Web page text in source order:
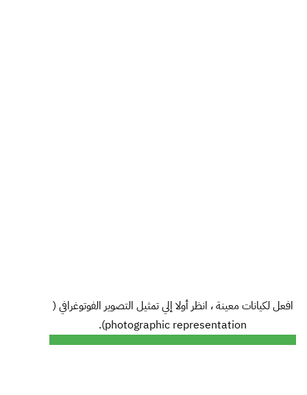
افعل لكيانات معينة ، انظر أولا إلي تمثيل التصوير الفوتوغرافي (
photographic representation).